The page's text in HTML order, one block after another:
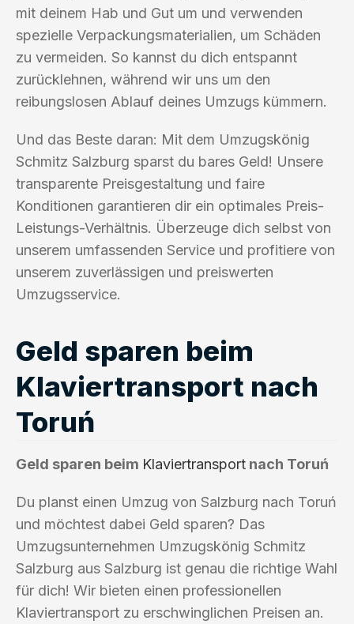
mit deinem Hab und Gut um und verwenden
spezielle Verpackungsmaterialien, um Schäden
zu vermeiden. So kannst du dich entspannt
zurücklehnen, während wir uns um den
reibungslosen Ablauf deines Umzugs kümmern.
Und das Beste daran: Mit dem Umzugskönig
Schmitz Salzburg sparst du bares Geld! Unsere
transparente Preisgestaltung und faire
Konditionen garantieren dir ein optimales Preis-
Leistungs-Verhältnis. Überzeuge dich selbst von
unserem umfassenden Service und profitiere von
unserem zuverlässigen und preiswerten
Umzugsservice.
Geld sparen beim
Klaviertransport nach
Toruń
Geld sparen beim Klaviertransport nach Toruń
Du planst einen Umzug von Salzburg nach Toruń
und möchtest dabei Geld sparen? Das
Umzugsunternehmen Umzugskönig Schmitz
Salzburg aus Salzburg ist genau die richtige Wahl
für dich! Wir bieten einen professionellen
Klaviertransport zu erschwinglichen Preisen an.